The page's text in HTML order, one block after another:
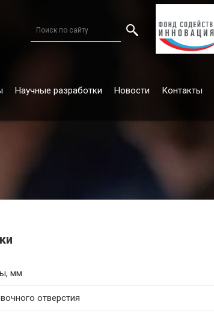
Научные разработки Новости Контакты
мм
отверстия